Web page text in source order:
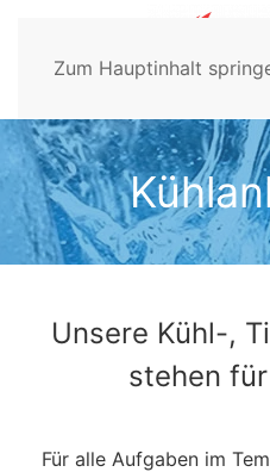
Zum Hauptinhalt
Unsere Kühl-,
stehen
Für alle Aufgaben im